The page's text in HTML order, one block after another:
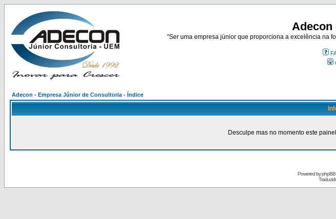
Adecon
"Ser uma empresa júnior que proporciona a excelência na
Adecon - Empresa Júnior de Consultoria - Índice
Desculpe mas no momento este
Powered byphpBB